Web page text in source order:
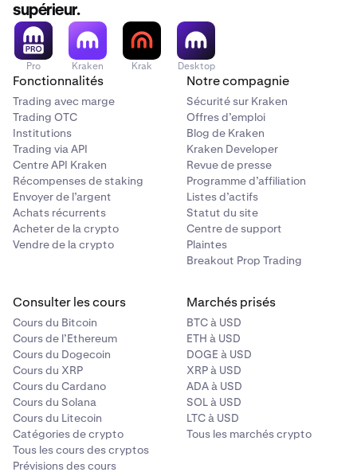
supérieur.
Pro Kraken Krak Desktop
Fonctionnalités
Trading avec marge
Trading OTC
Institutions
Trading via API
Centre API Kraken
Récompenses de staking
Envoyer de l’argent
Achats récurrents
Acheter de la crypto
Vendre de la crypto
Notre compagnie
Sécurité sur Kraken
Offres d’emploi
Blog de Kraken
Kraken Developer
Revue de presse
Programme d’affiliation
Listes d’actifs
Statut du site
Centre de support
Plaintes
Breakout Prop Trading
Consulter les cours
Cours du Bitcoin
Cours de l’Ethereum
Cours du Dogecoin
Cours du XRP
Cours du Cardano
Cours du Solana
Cours du Litecoin
Catégories de crypto
Tous les cours des cryptos
Prévisions des cours
Marchés prisés
BTC à USD
ETH à USD
DOGE à USD
XRP à USD
ADA à USD
SOL à USD
LTC à USD
Tous les marchés crypto